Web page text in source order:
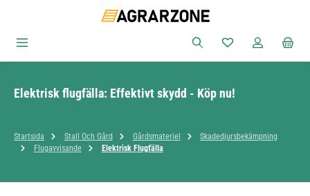
Du har 0 objekt i
Elektrisk flugfälla: Effektivt skydd - Köp nu!
Startsida Stall Och Gård Gårdsmateriel
Skadedjursbekämpning
Flugavvisande
Elektrisk Flugfälla